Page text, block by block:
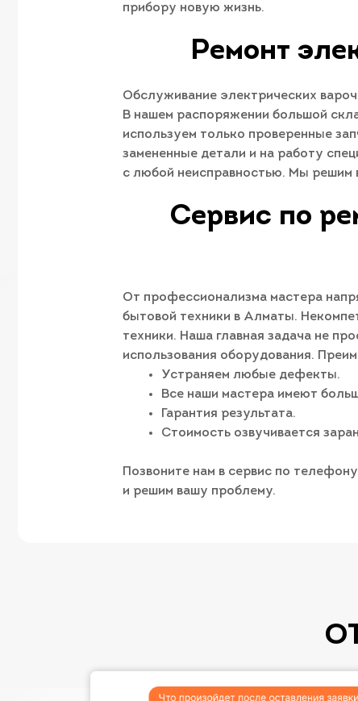
прибору новую жизнь.
Ремонт
Обслуживание электрических
В нашем распоряжении большой
используем только проверенные
замененные детали и на работу
с любой неисправностью. Мы решим
Сервис по
От профессионализма мастера
бытовой техники в Алматы.
техники. Наша главная задача не
использования оборудования.
Устраняем любые дефекты.
Все наши мастера имеют
Гарантия результата.
Стоимость озвучивается
Позвоните нам в сервис по
и решим вашу проблему.